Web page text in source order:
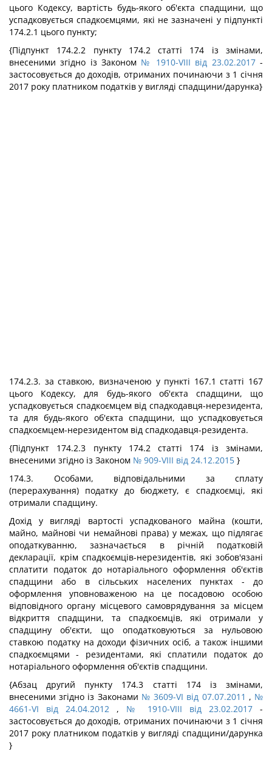
цього Кодексу, вартість будь-якого об'єкта спадщини, що
успадковується спадкоємцями, які не зазначені у підпункті
174.2.1 цього пункту;
{Підпункт 174.2.2 пункту 174.2 статті 174 із змінами,
внесеними згідно із Законом № 1910-VIII від 23.02.2017-
застосовується до доходів, отриманих починаючи з 1 січня
2017 року платником податків у вигляді спадщини/дарунка}
174.2.3. за ставкою, визначеною у пункті 167.1 статті 167
цього Кодексу, для будь-якого об'єкта спадщини, що
успадковується спадкоємцем від спадкодавця-нерезидента,
та для будь-якого об'єкта спадщини, що успадковується
спадкоємцем-нерезидентом від спадкодавця-резидента.
{Підпункт 174.2.3 пункту 174.2 статті 174 із змінами,
внесеними згідно із Законом № 909-VIII від 24.12.2015 }
174.3. Особами, відповідальними за сплату
(перерахування) податку до бюджету, є спадкоємці, які
отримали спадщину.
Дохід у вигляді вартості успадкованого майна (кошти,
майно, майнові чи немайнові права) у межах, що підлягає
оподаткуванню, зазначається в річній податковій
декларації, крім спадкоємців-нерезидентів, які зобов'язані
сплатити податок до нотаріального оформлення об'єктів
спадщини або в сільських населених пунктах - до
оформлення уповноваженою на це посадовою особою
відповідного органу місцевого самоврядування за місцем
відкриття спадщини, та спадкоємців, які отримали у
спадщину об'єкти, що оподатковуються за нульовою
ставкою податку на доходи фізичних осіб, а також іншими
спадкоємцями - резидентами, які сплатили податок до
нотаріального оформлення об'єктів спадщини.
{Абзац другий пункту 174.3 статті 174 із змінами,
внесеними згідно із Законами № 3609-VI від 07.07.2011 , №
4661-VI від 24.04.2012 , № 1910-VIII від 23.02.2017-
застосовується до доходів, отриманих починаючи з 1 січня
2017 року платником податків у вигляді спадщини/дарунка
}